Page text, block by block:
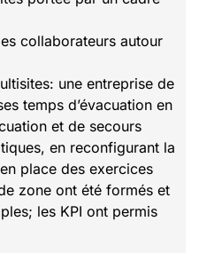
collaborateurs autour
une entreprise de
temps d’évacuation en
et de secours
en reconfigurant la
place des exercices
zone ont été formés et
les KPI ont permis